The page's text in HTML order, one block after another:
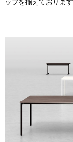
ップを揃えております